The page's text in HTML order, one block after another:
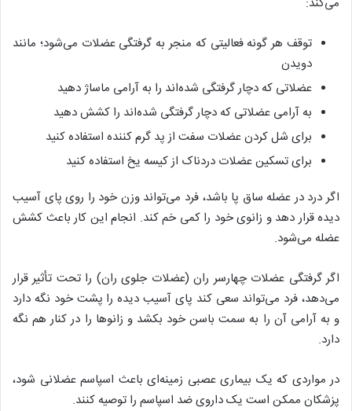
توقف هر گونه فعالیتی که منجر به گرفتگی عضلات می‌شود؛ مانند
دویدن
عضلاتی که دچار گرفتگی شده‌اند را به آرامی ماساژ دهید
به آرامی عضلاتی که دچار گرفتگی شده‌اند را کشش دهید
برای شل کردن عضلات سفت از پد گرم ‌کننده استفاده کنید
برای تسکین عضلات دردناک از کیسه یخ استفاده کنید
اگر درد در عضله ساق پا باشد، فرد می‌تواند وزن خود را روی پای آسیب
دیده قرار دهد و زانوی خود را کمی خم کند. انجام این کار باعث کشش
عضله می‌شود.
اگر گرفتگی عضلات چهارسر ران (عضلات جلوی ران) را تحت تأثیر قرار
می‌دهد، فرد می‌تواند سعی کند پای آسیب دیده را پشت خود نگه دارد
و به آرامی آن را به سمت باسن خود بکشد و زانو‌ها را در کنار هم نگه
دارد.
در مواردی که یک بیماری عصبی زمینه‌ای باعث اسپاسم عضلانی شود،
پزشکان ممکن است یک داروی ضد اسپاسم را توصیه کنند.